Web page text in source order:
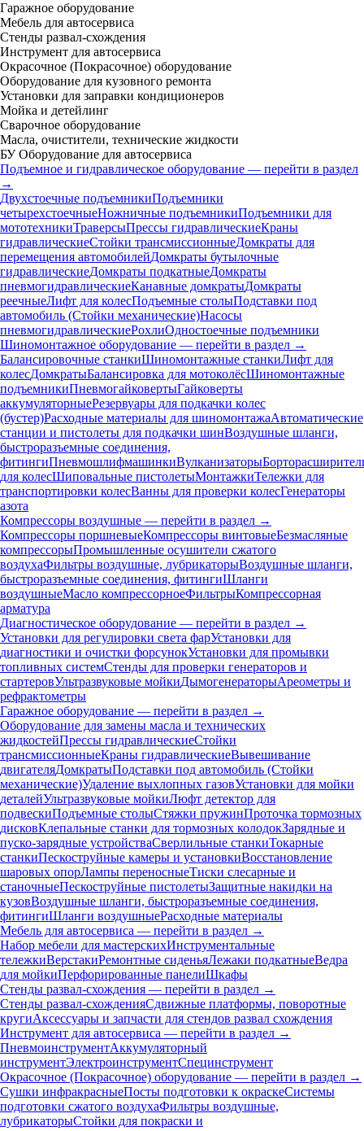
Гаражное оборудование
Мебель для автосервиса
Стенды развал-схождения
Инструмент для автосервиса
Окрасочное (Покрасочное) оборудование
Оборудование для кузовного ремонта
Установки для заправки кондиционеров
Мойка и детейлинг
Сварочное оборудование
Масла, очистители, технические жидкости
БУ Оборудование для автосервиса
Подъемное и гидравлическое оборудование — перейти в раздел
→
Двухстоечные подъемникиПодъемники
четырехстоечныеНожничные подъемникиПодъемники для
мототехникиТраверсыПрессы гидравлическиеКраны
гидравлическиеСтойки трансмиссионныеДомкраты для
перемещения автомобилейДомкраты бутылочные
гидравлическиеДомкраты подкатныеДомкраты
пневмогидравлическиеКанавные домкратыДомкраты
реечныеЛифт для колесПодъемные столыПодставки под
автомобиль (Стойки механические)Насосы
пневмогидравлическиеРохлиОдностоечные подъемники
Шиномонтажное оборудование — перейти в раздел →
Балансировочные станкиШиномонтажные станкиЛифт для
колесДомкратыБалансировка для мотоколёсШиномонтажные
подъемникиПневмогайковертыГайковерты
аккумуляторныеРезервуары для подкачки колес
(бустер)Расходные материалы для шиномонтажаАвтоматические
станции и пистолеты для подкачки шинВоздушные шланги,
быстроразъемные соединения,
фитингиПневмошлифмашинкиВулканизаторы
для колесШиповальные пистолетыМонтажкиТележки для
транспортировки колесВанны для проверки колесГенераторы
азота
Компрессоры воздушные — перейти в раздел →
Компрессоры поршневыеКомпрессоры винтовыеБезмасляные
компрессорыПромышленные осушители сжатого
воздухаФильтры воздушные, лубрикаторыВоздушные шланги,
быстроразъемные соединения, фитингиШланги
воздушныеМасло компрессорноеФильтрыКомпрессорная
арматура
Диагностическое оборудование — перейти в раздел →
Установки для регулировки света фарУстановки для
диагностики и очистки форсунокУстановки для промывки
топливных системСтенды для проверки генераторов и
стартеровУльтразвуковые мойкиДымогенераторыАреометры и
рефрактометры
Гаражное оборудование — перейти в раздел →
Оборудование для замены масла и технических
жидкостейПрессы гидравлическиеСтойки
трансмиссионныеКраны гидравлическиеВывешивание
двигателяДомкратыПодставки под автомобиль (Стойки
механические)Удаление выхлопных газовУстановки для мойки
деталейУльтразвуковые мойкиЛюфт детектор для
подвескиПодъемные столыСтяжки пружинПроточка тормозных
дисковКлепальные станки для тормозных колодокЗарядные и
пуско-зарядные устройстваСверлильные станкиТокарные
станкиПескоструйные камеры и установкиВосстановление
шаровых опорЛампы переносныеТиски слесарные и
станочныеПескоструйные пистолетыЗащитные накидки на
кузовВоздушные шланги, быстроразъемные соединения,
фитингиШланги воздушныеРасходные материалы
Мебель для автосервиса — перейти в раздел →
Набор мебели для мастерскихИнструментальные
тележкиВерстакиРемонтные сиденьяЛежаки подкатныеВедра
для мойкиПерфорированные панелиШкафы
Стенды развал-схождения — перейти в раздел →
Стенды развал-схожденияСдвижные платформы, поворотные
кругиАксессуары и запчасти для стендов развал схождения
Инструмент для автосервиса — перейти в раздел →
ПневмоинструментАккумуляторный
инструментЭлектроинструментСпецинструмент
Окрасочное (Покрасочное) оборудование — перейти в раздел →
Сушки инфракрасныеПосты подготовки к окраскеСистемы
подготовки сжатого воздухаФильтры воздушные,
лубрикаторыСтойки для покраски и